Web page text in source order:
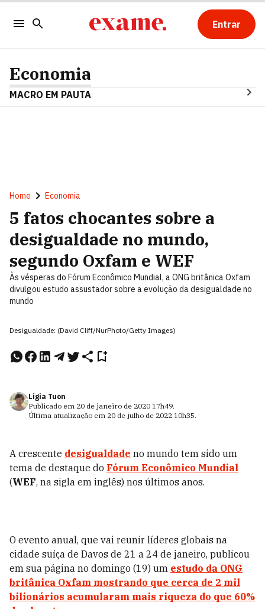
Entrar
Economia
MACRO EM PAUTA
Home Economia
5 fatos chocantes sobre a
desigualdade no mundo,
segundo Oxfam e WEF
Às vésperas do Fórum Econômico Mundial, a ONG britânica Oxfam
divulgou estudo assustador sobre a evolução da desigualdade no
mundo
Desigualdade: (David Cliff/NurPhoto/Getty Images)
Ligia Tuon
Publicado em 20 de janeiro de 2020 17h49.
Última atualização em 20 de julho de 2022 10h35.
A crescente desigualdade no mundo tem sido um
tema de destaque do Fórum Econômico Mundial
(WEF, na sigla em inglês) nos últimos anos.
O evento anual, que vai reunir líderes globais na
cidade suíça de Davos de 21 a 24 de janeiro, publicou
em sua página no domingo (19) um estudo da ONG
britânica Oxfam mostrando que cerca de 2 mil
bilionários acumularam mais riqueza do que 60%